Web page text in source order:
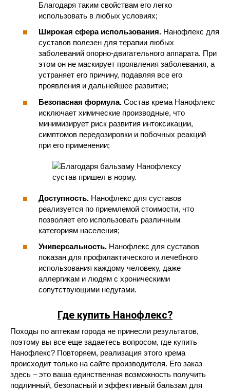
Благодаря таким свойствам его легко
использовать в любых условиях;
Широкая сфера использования. Нанофлекс для
суставов полезен для терапии любых
заболеваний опорно-двигательного аппарата. При
этом он не маскирует проявления заболевания, а
устраняет его причину, подавляя все его
проявления и дальнейшее развитие;
Безопасная формула. Состав крема Нанофлекс
исключает химические производные, что
минимизирует риск развития интоксикации,
симптомов передозировки и побочных реакций
при его применении;
Доступность. Нанофлекс для суставов
реализуется по приемлемой стоимости, что
позволяет его использовать различным
категориям населения;
Универсальность. Нанофлекс для суставов
показан для профилактического и лечебного
использования каждому человеку, даже
аллергикам и людям с хроническими
сопутствующими недугами.
Где купить Нанофлекс?
Походы по аптекам города не принесли результатов,
поэтому вы все еще задаетесь вопросом, где купить
Нанофлекс? Повторяем, реализация этого крема
происходит только на сайте производителя. Его заказ
здесь – это ваша единственная возможность получить
подлинный, безопасный и эффективный бальзам для